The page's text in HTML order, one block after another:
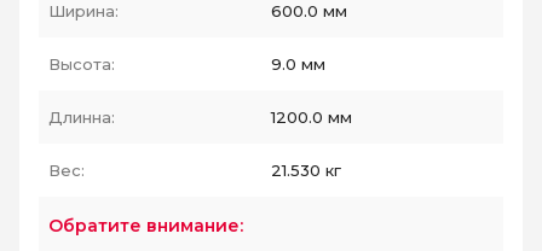
Ширина: 600.0 мм
Высота: 9.0 мм
Длинна: 1200.0 мм
Вес: 21.530 кг
Обратите внимание: